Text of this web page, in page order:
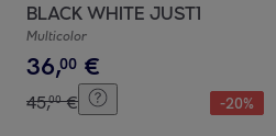
BLACK WHITE JUST1
Multicolor
36,00 €
45,00 € -20%